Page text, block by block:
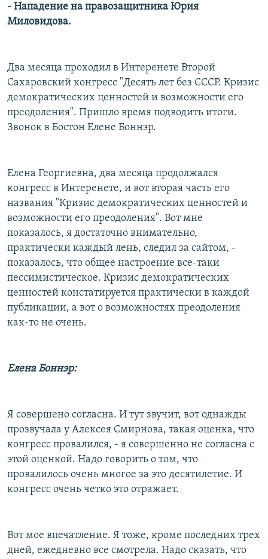
- Нападение на правозащитника Юрия
Миловидова.
Два месяца проходил в Интеренете Второй
Сахаровский конгресс "Десять лет без СССР. Кризис
демократических ценностей и возможности его
преодоления". Пришло время подводить итоги.
Звонок в Бостон Елене Боннэр.
Елена Георгиевна, два месяца продолжался
конгресс в Интеренете, и вот вторая часть его
названия "Кризис демократических ценностей и
возможности его преодоления". Вот мне
показалось, я достаточно внимательно,
практически каждый лень, следил за сайтом, -
показалось, что общее настроение все-таки
пессимистическое. Кризис демократических
ценностей констатируется практически в каждой
публикации, а вот о возможностях преодоления
как-то не очень.
Елена Боннэр:
Я совершено согласна. И тут звучит, вот однажды
прозвучала у Алексея Смирнова, такая оценка, что
конгресс провалился, - я совершенно не согласна с
этой оценкой. Надо говорить о том, что
провалилось очень многое за это десятилетие. И
конгресс очень четко это отражает.
Вот мое впечатление. Я тоже, кроме последних трех
дней, ежедневно все смотрела. Надо сказать, что